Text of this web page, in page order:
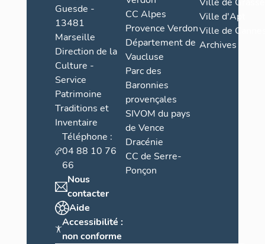
Guesde -
13481
Marseille
Direction de la
Culture -
Service
Patrimoine
Traditions et
Inventaire
Téléphone :
04 88 10 76
66
Nous
contacter
Aide
Accessibilité :
non conforme
CC Alpes
Provence Verdon
Département de
Vaucluse
Parc des
Baronnies
provençales
SIVOM du pays
de Vence
Dracénie
CC de Serre-
Ponçon
Ville d'Apt
Ville de
Archives